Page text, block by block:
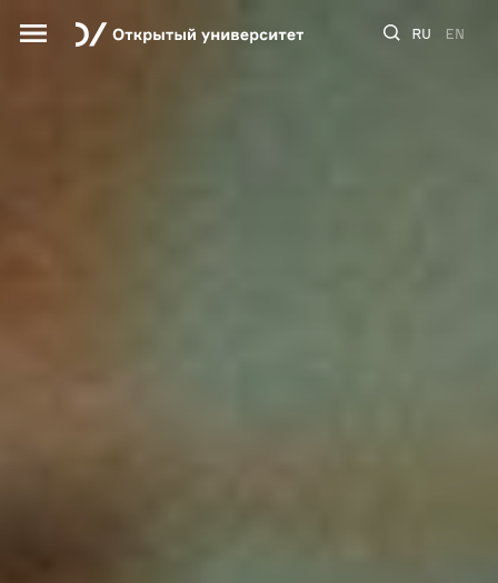
RU EN